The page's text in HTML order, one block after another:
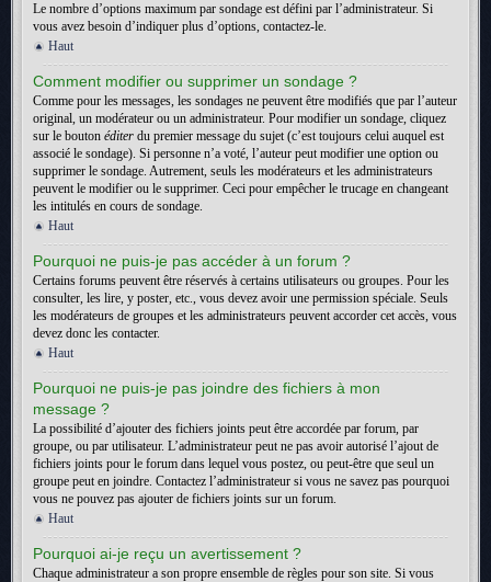
Le nombre d’options maximum par sondage est défini par l’administrateur. Si
vous avez besoin d’indiquer plus d’options, contactez-le.
Haut
Comment modifier ou supprimer un sondage ?
Comme pour les messages, les sondages ne peuvent être modifiés que par l’auteur
original, un modérateur ou un administrateur. Pour modifier un sondage, cliquez
sur le bouton éditer du premier message du sujet (c’est toujours celui auquel est
associé le sondage). Si personne n’a voté, l’auteur peut modifier une option ou
supprimer le sondage. Autrement, seuls les modérateurs et les administrateurs
peuvent le modifier ou le supprimer. Ceci pour empêcher le trucage en changeant
les intitulés en cours de sondage.
Haut
Pourquoi ne puis-je pas accéder à un forum ?
Certains forums peuvent être réservés à certains utilisateurs ou groupes. Pour les
consulter, les lire, y poster, etc., vous devez avoir une permission spéciale. Seuls
les modérateurs de groupes et les administrateurs peuvent accorder cet accès, vous
devez donc les contacter.
Haut
Pourquoi ne puis-je pas joindre des fichiers à mon
message ?
La possibilité d’ajouter des fichiers joints peut être accordée par forum, par
groupe, ou par utilisateur. L’administrateur peut ne pas avoir autorisé l’ajout de
fichiers joints pour le forum dans lequel vous postez, ou peut-être que seul un
groupe peut en joindre. Contactez l’administrateur si vous ne savez pas pourquoi
vous ne pouvez pas ajouter de fichiers joints sur un forum.
Haut
Pourquoi ai-je reçu un avertissement ?
Chaque administrateur a son propre ensemble de règles pour son site. Si vous